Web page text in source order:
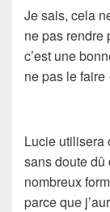
Je sais, cela
ne pas rendre
c’est une
ne pas le faire
Lucie utilisera
sans doute
nombreux
parce que